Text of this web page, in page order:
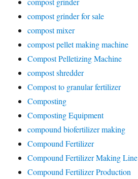
compost grinder for sale
compost mixer
compost pellet making machine
Compost Pelletizing Machine
compost shredder
Compost to granular fertilizer
Composting
Composting Equipment
compound biofertilizer making
Compound Fertilizer
Compound Fertilizer Making Line
Compound Fertilizer Production